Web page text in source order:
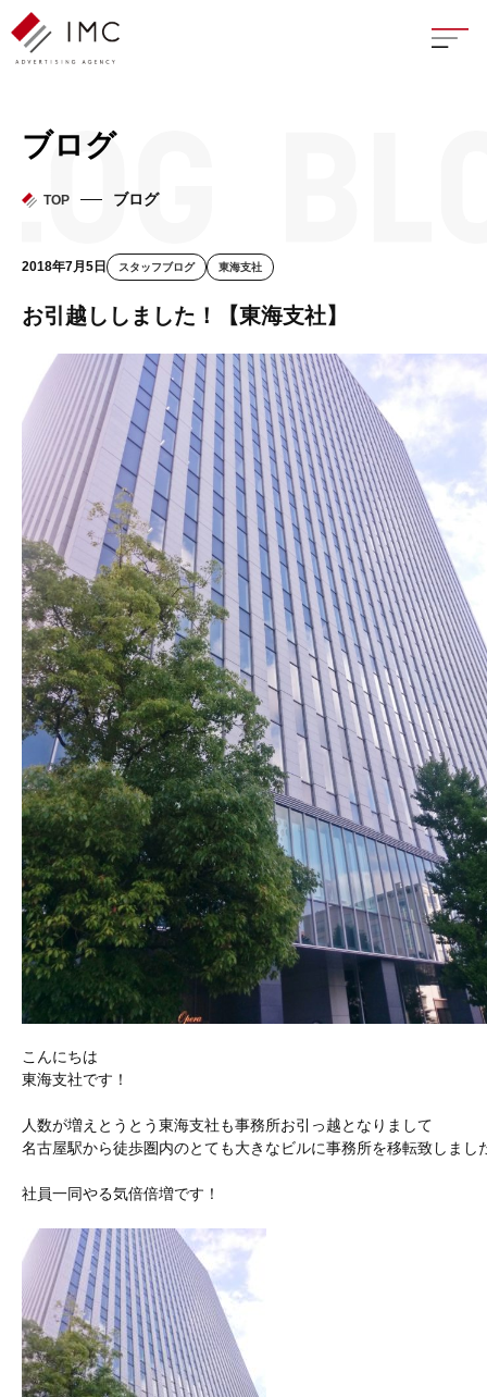
座談
イン
ブログ
TOP ブログ
2018年7月5日 スタッフブログ 東海支社
お引越ししました！【東海支社】
こんにちは
東海支社です！
人数が増えとうとう東海支社も事務所お引っ越となりまして
名古屋駅から徒歩圏内のとても大きなビルに事務所を移転致しまし
社員一同やる気倍倍増です！